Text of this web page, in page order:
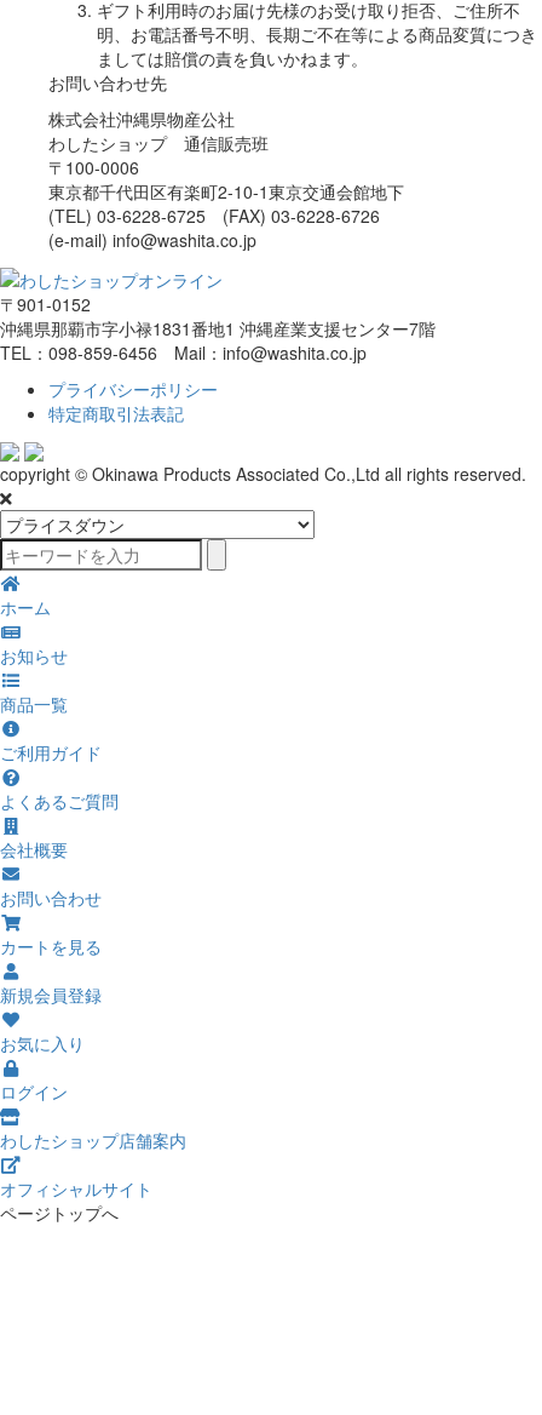
ギフト利用時のお届け先様のお受け取り拒否、ご住所不
明、お電話番号不明、長期ご不在等による商品変質につき
ましては賠償の責を負いかねます。
お問い合わせ先
株式会社沖縄県物産公社
わしたショップ 通信販売班
〒100-0006
東京都千代田区有楽町2-10-1東京交通会館地下
(TEL) 03-6228-6725 (FAX) 03-6228-6726
(e-mail) info@washita.co.jp
〒901-0152
沖縄県那覇市字小禄1831番地1 沖縄産業支援センター7階
TEL：098-859-6456 Mail：info@washita.co.jp
プライバシーポリシー
特定商取引法表記
copyright © Okinawa Products Associated Co.,Ltd all rights reserved.
ホーム
お知らせ
商品一覧
ご利用ガイド
よくあるご質問
会社概要
お問い合わせ
カートを見る
新規会員登録
お気に入り
ログイン
わしたショップ店舗案内
オフィシャルサイト
ページトップへ